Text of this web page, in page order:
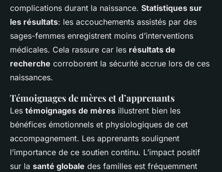
complications durant la naissance. Statistiques sur
les résultats: les accouchements assistés par des
sages-femmes enregistrent moins d’interventions
médicales. Cela rassure car les résultats de
recherche corroborent la sécurité accrue lors de ces
naissances.
Témoignages de mères et d’apprenants
Les témoignages de mères illustrent bien les
bénéfices émotionnels et physiologiques de cet
accompagnement. Les apprenants soulignent
l’importance de ce soutien continu. L’impact positif
sur la santé globale des familles est fréquemment